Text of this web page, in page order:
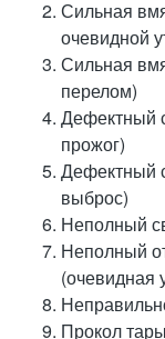
Сильная
очевидной
Сильная
перелом)
Дефектный
прожог)
Дефектный
выброс)
Неполный
Неполный
(очевидная
Прокол тары